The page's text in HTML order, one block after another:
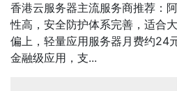
香港云服务器主流服务商推荐：‌
性高，安全防护体系完善，适合
偏上，轻量应用服务器月费约24
金融级应用，支...